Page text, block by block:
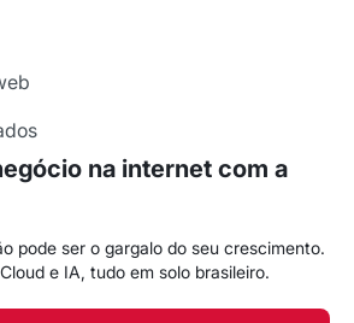
na internet com a
pode ser o gargalo do seu crescimento.
e IA, tudo em solo brasileiro.